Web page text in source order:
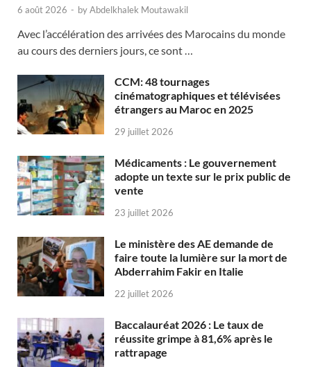
6 août 2026 - byAbdelkhalek Moutawakil
Avec l’accélération des arrivées des Marocains du monde
au cours des derniers jours, ce sont …
CCM: 48 tournages
cinématographiques et télévisées
étrangers au Maroc en 2025
29 juillet 2026
Médicaments : Le gouvernement
adopte un texte sur le prix public de
vente
23 juillet 2026
Le ministère des AE demande de
faire toute la lumière sur la mort de
Abderrahim Fakir en Italie
22 juillet 2026
Baccalauréat 2026 : Le taux de
réussite grimpe à 81,6% après le
rattrapage